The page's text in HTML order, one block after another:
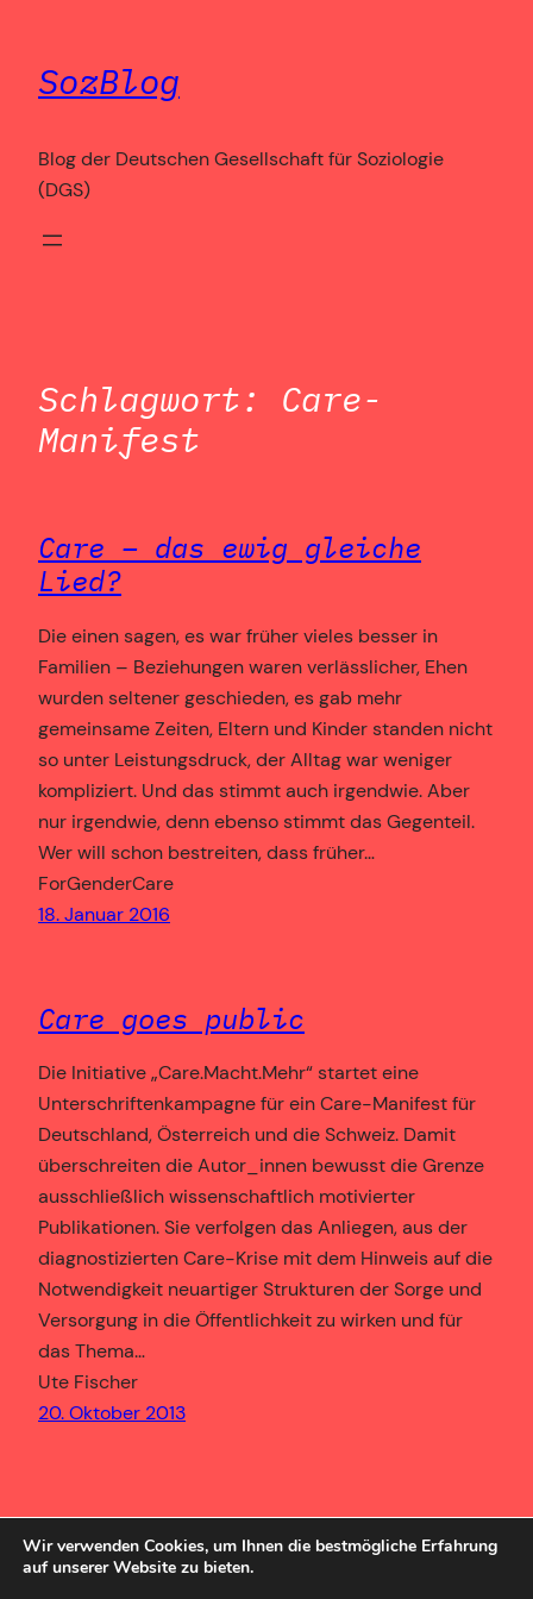
springen
SozBlog
Blog der Deutschen Gesellschaft für Soziologie
(DGS)
Schlagwort: Care-
Manifest
Care – das ewig gleiche
Lied?
Die einen sagen, es war früher vieles besser in
Familien – Beziehungen waren verlässlicher, Ehen
wurden seltener geschieden, es gab mehr
gemeinsame Zeiten, Eltern und Kinder standen nicht
so unter Leistungsdruck, der Alltag war weniger
kompliziert. Und das stimmt auch irgendwie. Aber
nur irgendwie, denn ebenso stimmt das Gegenteil.
Wer will schon bestreiten, dass früher…
ForGenderCare
18. Januar 2016
Care goes public
Die Initiative „Care.Macht.Mehr“ startet eine
Unterschriftenkampagne für ein Care-Manifest für
Deutschland, Österreich und die Schweiz. Damit
überschreiten die Autor_innen bewusst die Grenze
ausschließlich wissenschaftlich motivierter
Publikationen. Sie verfolgen das Anliegen, aus der
diagnostizierten Care-Krise mit dem Hinweis auf die
Notwendigkeit neuartiger Strukturen der Sorge und
Versorgung in die Öffentlichkeit zu wirken und für
das Thema…
Ute Fischer
20. Oktober 2013
Wir verwenden Cookies, um Ihnen die bestmögliche Erfahrung
auf unserer Website zu bieten.